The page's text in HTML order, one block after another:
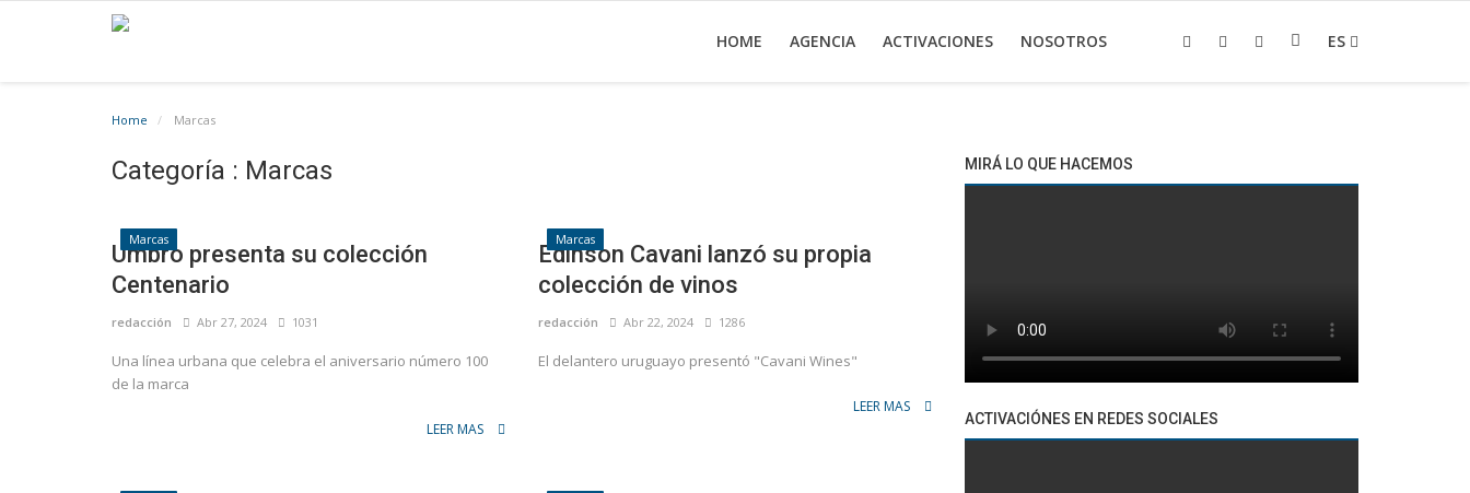
HOME AGENCIA ACTIVACIONES NOSOTROS ES
Home Marcas
Categoría : Marcas
Marcas
Umbro presenta su colección
Centenario
redacción Abr 27, 2024 1031
Una línea urbana que celebra el aniversario número 100
de la marca
LEER MAS
Marcas
Edinson Cavani lanzó su propia
colección de vinos
redacción Abr 22, 2024 1286
El delantero uruguayo presentó "Cavani Wines"
LEER MAS
MIRÁ LO QUE HACEMOS
ACTIVACIÓNES EN REDES SOCIALES